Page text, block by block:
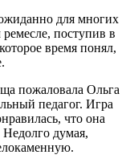
для многих
поступив в
время понял,
пожаловала Ольга
педагог. Игра
что она
думая,